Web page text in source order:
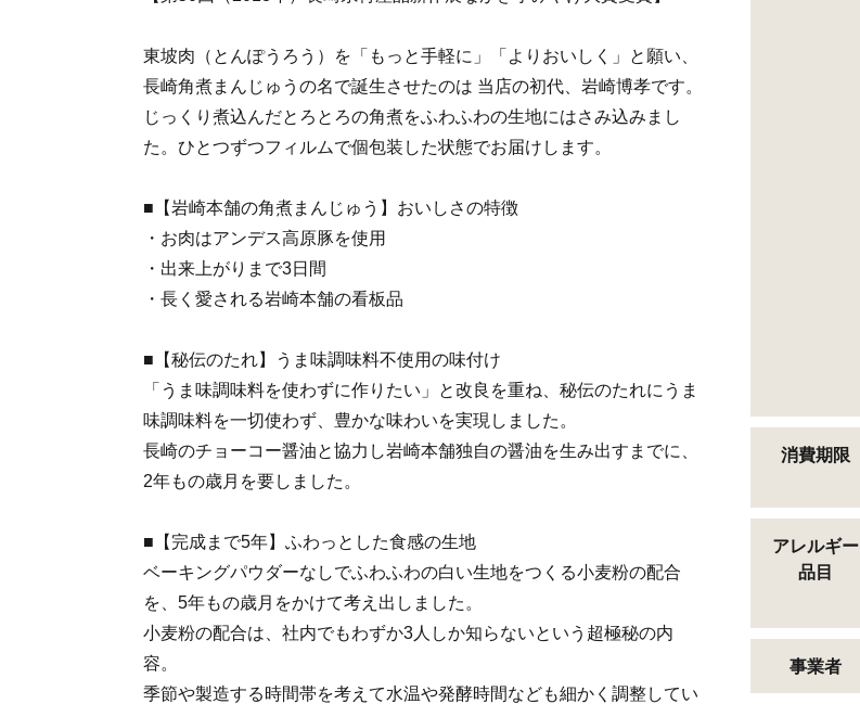
東坡肉（とんぽうろう）を「もっと手軽に」「よりおいしく」と願い、
長崎角煮まんじゅうの名で誕生させたのは 当店の初代、岩崎博孝です。
じっくり煮込んだとろとろの角煮をふわふわの生地にはさみ込みまし
た。ひとつずつフィルムで個包装した状態でお届けします。
■【岩崎本舗の角煮まんじゅう】おいしさの特徴
・お肉はアンデス高原豚を使用
・出来上がりまで3日間
・長く愛される岩崎本舗の看板品
■【秘伝のたれ】うま味調味料不使用の味付け
「うま味調味料を使わずに作りたい」と改良を重ね、秘伝のたれにうま
味調味料を一切使わず、豊かな味わいを実現しました。
長崎のチョーコー醤油と協力し岩崎本舗独自の醤油を生み出すまでに、
2年もの歳月を要しました。
■【完成まで5年】ふわっとした食感の生地
ベーキングパウダーなしでふわふわの白い生地をつくる小麦粉の配合
を、5年もの歳月をかけて考え出しました。
小麦粉の配合は、社内でもわずか3人しか知らないという超極秘の内
容。
季節や製造する時間帯を考えて水温や発酵時間なども細かく調整してい
消費期限
アレルギー
品目
事業者